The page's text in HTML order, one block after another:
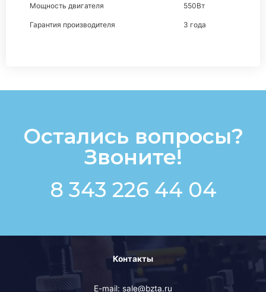
Мощность двигателя 550Вт
Гарантия производителя 3 года
Остались вопросы?
Звоните!
8 343 226 44 04
Контакты
E-mail: sale@bzta.ru